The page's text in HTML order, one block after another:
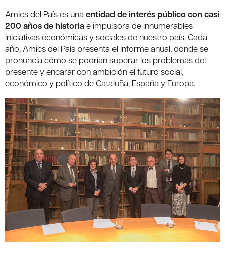
Amics del País es una entidad de interés público con casi
200 años de historiae impulsora de innumerables
iniciativas económicas y sociales de nuestro país. Cada
año, Amics del País presenta el informe anual, donde se
pronuncia cómo se podrían superar los problemas del
presente y encarar con ambición el futuro social,
económico y político de Cataluña, España y Europa.